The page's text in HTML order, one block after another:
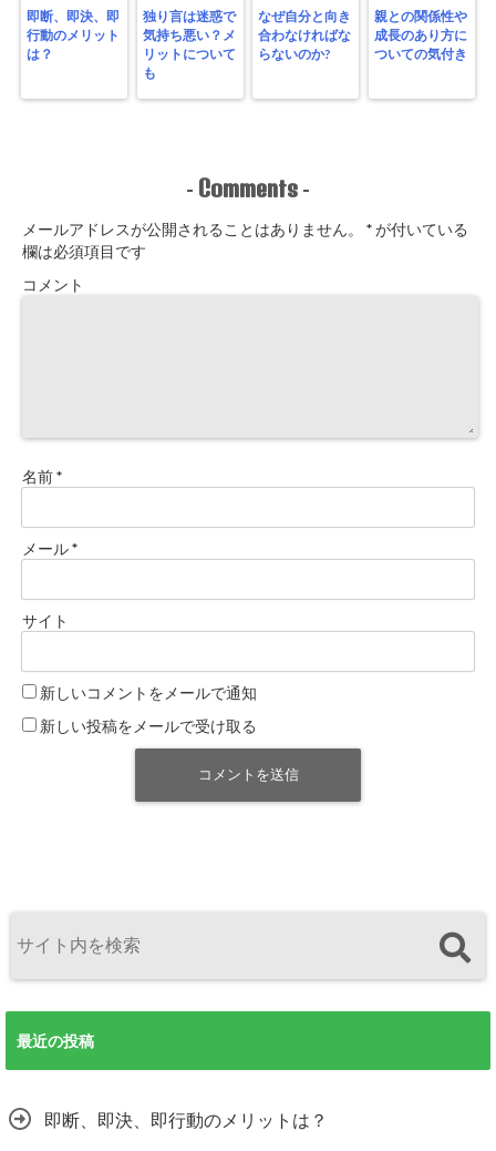
即断、即決、即
行動のメリット
は？
独り言は迷惑で
気持ち悪い？メ
リットについて
も
なぜ自分と向き
合わなければな
らないのか?
親との関係性や
成長のあり方に
ついての気付き
- Comments -
メールアドレスが公開されることはありません。 *が付いている
欄は必須項目です
コメント
名前*
メール*
サイト
新しいコメントをメールで通知
新しい投稿をメールで受け取る
最近の投稿
即断、即決、即行動のメリットは？